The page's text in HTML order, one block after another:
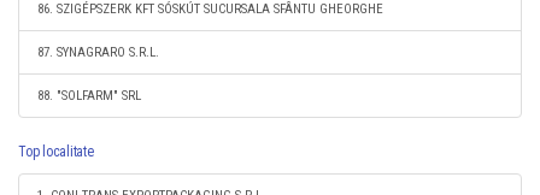
86. SZIGÉPSZERK KFT SÓSKÚT SUCURSALA SFÂNTU GHEORGHE
87. SYNAGRARO S.R.L.
88. "SOLFARM" SRL
Top localitate